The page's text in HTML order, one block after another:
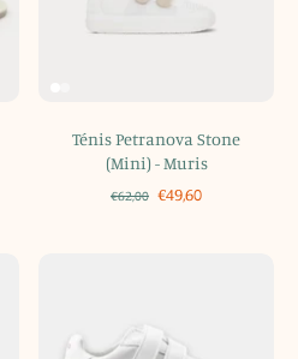
Ténis Petranova Stone
(Mini) - Muris
€62,00 €49,60